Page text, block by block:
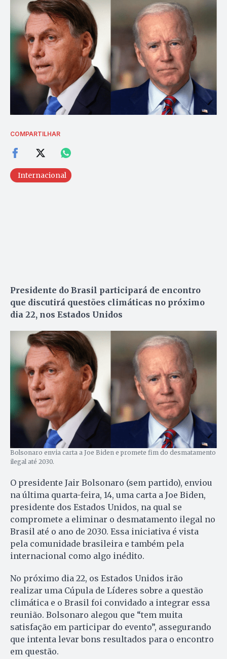
COMPARTILHAR
Internacional
Presidente do Brasil participará de encontro
que discutirá questões climáticas no próximo
dia 22, nos Estados Unidos
Bolsonaro envia carta a Joe Biden e promete fim do desmatamento
ilegal até 2030.
O presidente Jair Bolsonaro (sem partido), enviou
na última quarta-feira, 14, uma carta a Joe Biden,
presidente dos Estados Unidos, na qual se
compromete a eliminar o desmatamento ilegal no
Brasil até o ano de 2030. Essa iniciativa é vista
pela comunidade brasileira e também pela
internacional como algo inédito.
No próximo dia 22, os Estados Unidos irão
realizar uma Cúpula de Líderes sobre a questão
climática e o Brasil foi convidado a integrar essa
reunião. Bolsonaro alegou que “tem muita
satisfação em participar do evento”, assegurando
que intenta levar bons resultados para o encontro
em questão.